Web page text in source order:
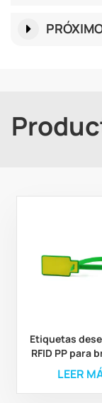
Etiquetas
RFID PP para
cables con
metálica de
MHz
LEER